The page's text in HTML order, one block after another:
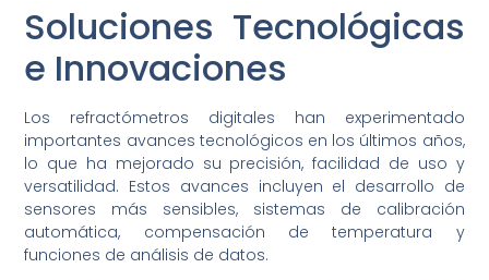
Soluciones Tecnológicas
e Innovaciones
Los refractómetros digitales han experimentado
importantes avances tecnológicos en los últimos años,
lo que ha mejorado su precisión, facilidad de uso y
versatilidad. Estos avances incluyen el desarrollo de
sensores más sensibles, sistemas de calibración
automática, compensación de temperatura y
funciones de análisis de datos.